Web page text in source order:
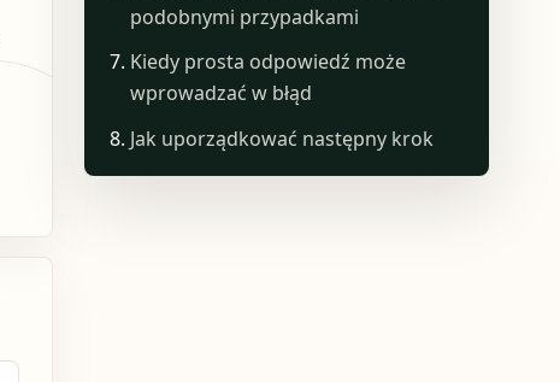
podobnymi przypadkami
Kiedy prosta odpowiedź może
wprowadzać w błąd
Jak uporządkować następny krok